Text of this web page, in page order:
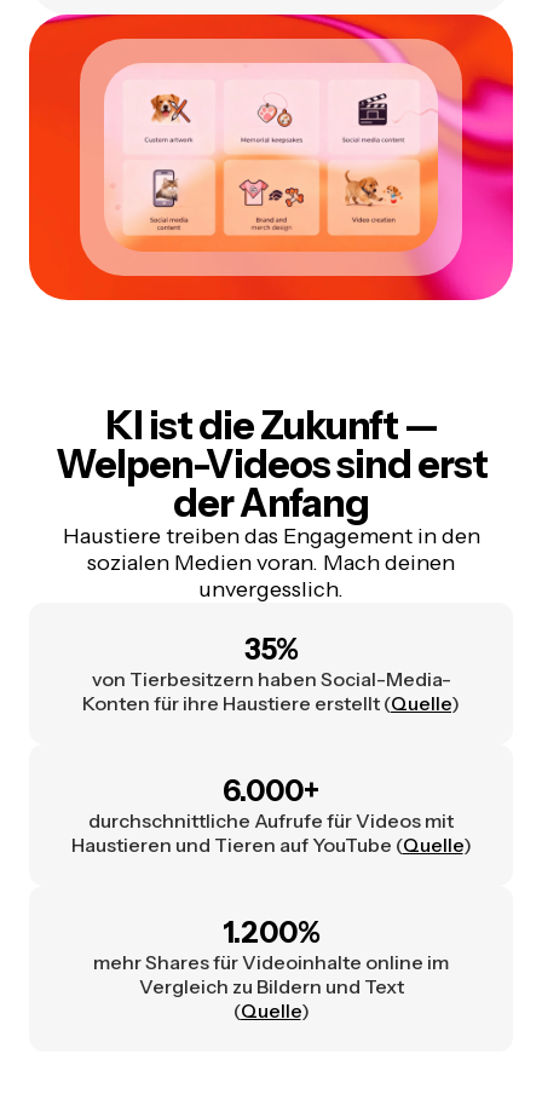
KI ist die Zukunft—
Welpen-Videos sind erst
der Anfang
Haustiere treiben das Engagement in den
sozialen Medien voran. Mach deinen
unvergesslich.
35%
von Tierbesitzern haben Social-Media-
Konten für ihre Haustiere erstellt (Quelle)
6.000+
durchschnittliche Aufrufe für Videos mit
Haustieren und Tieren auf YouTube (Quelle)
1.200%
mehr Shares für Videoinhalte online im
Vergleich zu Bildern und Text
(Quelle)